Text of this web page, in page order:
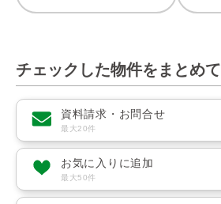
チェックした物件をまとめて
資料請求・お問合せ
最大20件
お気に入りに追加
最大50件